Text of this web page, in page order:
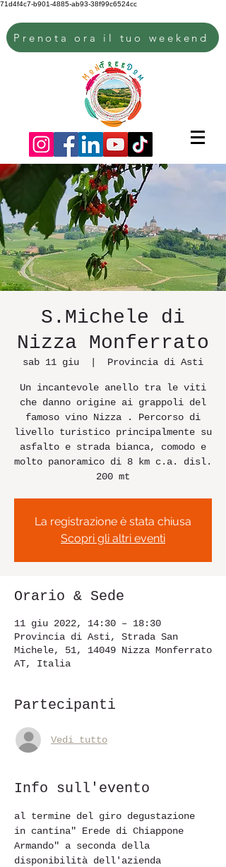
71d4f4c7-b901-4885-ab93-38f99c6524cc
Prenota ora il tuo weekend
S.Michele di
Nizza Monferrato
sab 11 giu Provincia di Asti
Un incantevole anello tra le viti
che danno origine ai grappoli del
famoso vino Nizza . Percorso di
livello turistico principalmente su
asfalto e strada bianca, comodo e
molto panoramico di 8 km c.a. disl.
200 mt
La registrazione è stata chiusa
Scopri gli altri eventi
Orario & Sede
11 giu 2022, 14:30 – 18:30
Provincia di Asti, Strada San
Michele, 51, 14049 Nizza Monferrato
AT, Italia
Partecipanti
Vedi tutto
Info sull'evento
al termine del giro degustazione
in cantina" Erede di Chiappone
Armando" a seconda della
disponibilità dell'azienda